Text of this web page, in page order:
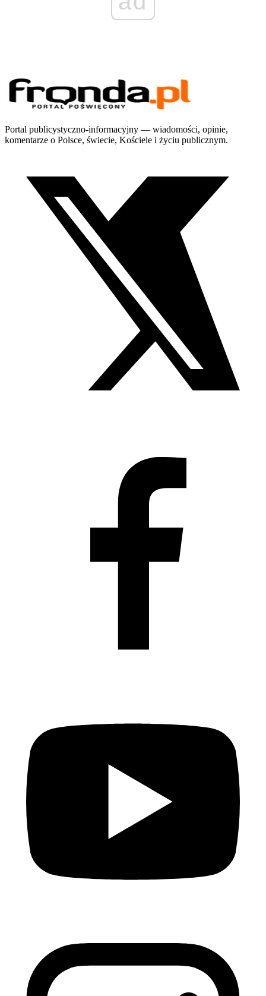
Portal publicystyczno-informacyjny — wiadomości, opinie,
komentarze o Polsce, świecie, Kościele i życiu publicznym.